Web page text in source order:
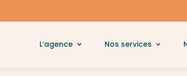
L’agence Nos services